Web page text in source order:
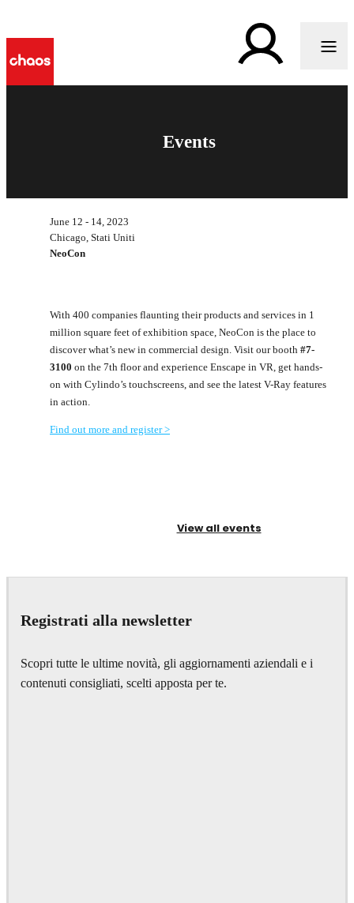
Events
June 12 - 14, 2023
Chicago, Stati Uniti
NeoCon
With 400 companies flaunting their products and services in 1
million square feet of exhibition space, NeoCon is the place to
discover what’s new in commercial design. Visit our booth #7-
3100 on the 7th floor and experience Enscape in VR, get hands-
on with Cylindo’s touchscreens, and see the latest V-Ray features
in action.
Find out more and register >
View all events
Registrati alla newsletter
Scopri tutte le ultime novità, gli aggiornamenti aziendali e i
contenuti consigliati, scelti apposta per te.